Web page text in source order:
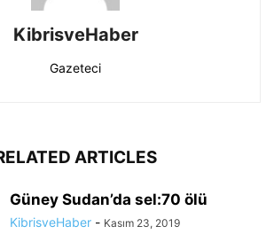
KibrisveHaber
Gazeteci
ARTICLES
Güney Sudan’da sel:70 ölü
KibrisveHaber - Kasım 23, 2019